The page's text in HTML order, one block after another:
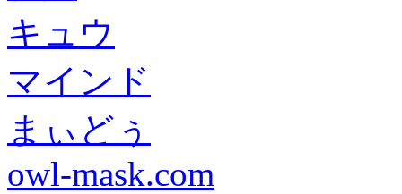
キュウ
マインド
まぃどぅ
owl-mask.com